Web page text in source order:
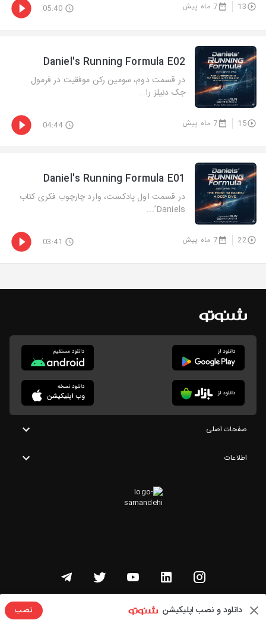
13 7 ماه پیش 05:40
Daniel's Running Formula E02
در قسمت دوم، سومین رکن موفقیت در فرمول
جک دنیلز را...
15 7 ماه پیش 04:44
Daniel's Running Formula E01
در قسمت اول پادکست، وارد چارچوب فکری کتاب
Daniels’...
22 7 ماه پیش 03:41
دانلود و نصب اپلیکیشن نصب
صفحات اصلی
اطلاعات
تمامی حقوق این وبسایت متعلق به شنوتو است